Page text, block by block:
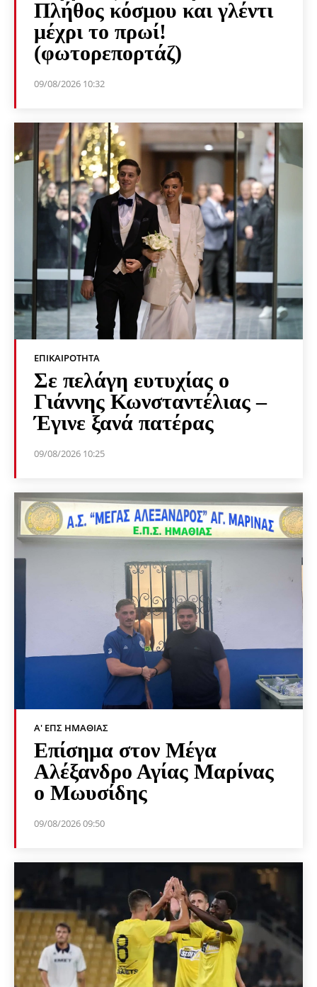
Πλήθος κόσμου και γλέντι
μέχρι το πρωί!
(φωτορεπορτάζ)
09/08/2026 10:32
ΕΠΙΚΑΙΡΌΤΗΤΑ
Σε πελάγη ευτυχίας ο
Γιάννης Κωνσταντέλιας –
Έγινε ξανά πατέρας
09/08/2026 10:25
Α' ΕΠΣ ΗΜΑΘΊΑΣ
Επίσημα στον Μέγα
Αλέξανδρο Αγίας Μαρίνας
ο Μωυσίδης
09/08/2026 09:50